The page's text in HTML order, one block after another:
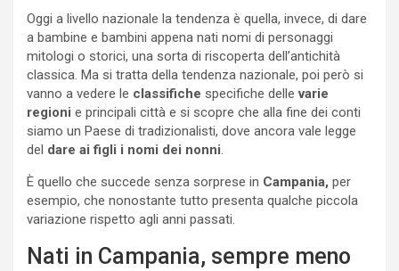
Oggi a livello nazionale la tendenza è quella, invece, di dare
a bambine e bambini appena nati nomi di personaggi
mitologi o storici, una sorta di riscoperta dell’antichità
classica. Ma si tratta della tendenza nazionale, poi però si
vanno a vedere le classifiche specifiche dellevarie
regioni e principali città e si scopre che alla fine dei conti
siamo un Paese di tradizionalisti, dove ancora vale legge
del dare ai figli i nomi dei nonni.
È quello che succede senza sorprese in Campania, per
esempio, che nonostante tutto presenta qualche piccola
variazione rispetto agli anni passati.
Nati in Campania, sempre meno